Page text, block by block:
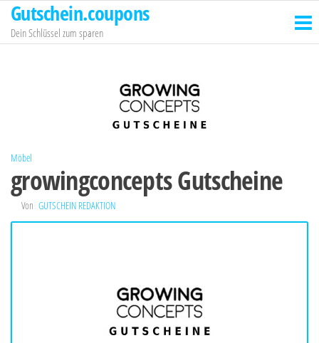
Zum
Inhalt
springen
Gutschein.coupons
Dein Schlüssel zum sparen
Möbel
growingconcepts Gutscheine
Von GUTSCHEIN REDAKTION